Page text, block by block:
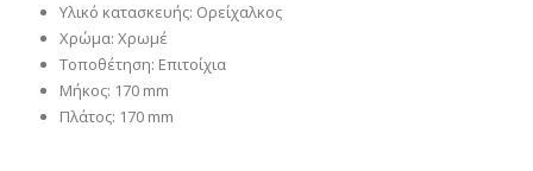
Υλικό κατασκευής: Ορείχαλκος
Χρώμα: Χρωμέ
Τοποθέτηση: Επιτοίχια
Μήκος: 170 mm
Πλάτος: 170 mm